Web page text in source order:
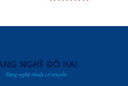
sao